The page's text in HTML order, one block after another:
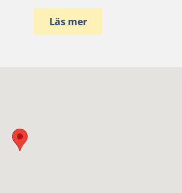
Läs mer